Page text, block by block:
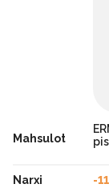
Mahsulot
Narxi -